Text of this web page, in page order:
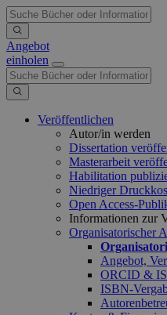
Angebot
einholen
Veröffentlichen
Autor/in werden
Dissertation
Masterarbeit
Habilitation
Niedriger
Open Access-
Informationen zur
Organisatorischer
Angebot,
ORCID &
ISBN-